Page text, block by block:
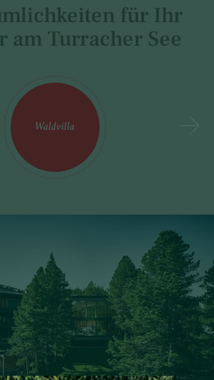
für Ihr
am Turracher See
Waldvilla